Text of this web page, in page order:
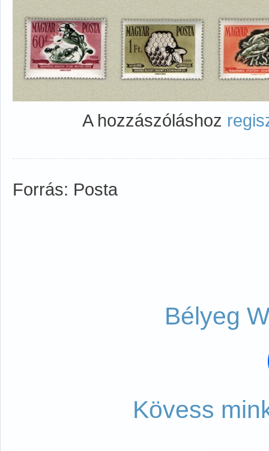
A hozzászóláshoz
Forrás: Posta
Bélyeg
Kövess